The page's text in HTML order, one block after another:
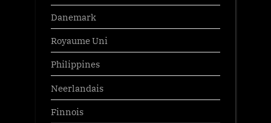
Danemark
Royaume Uni
Philippines
Neerlandais
Finnois